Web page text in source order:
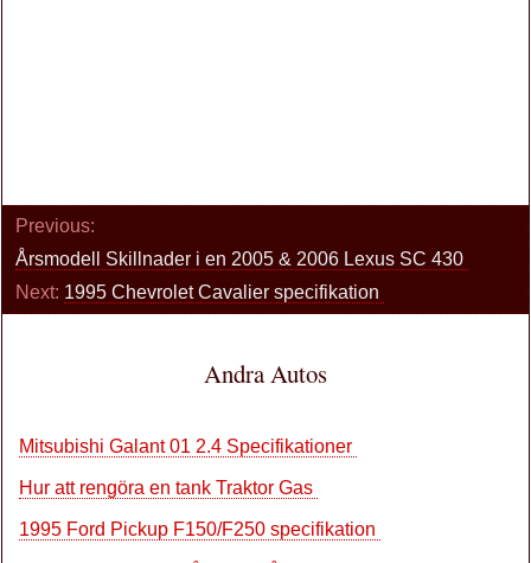
Previous:
Årsmodell Skillnader i en 2005 & 2006 Lexus SC 430
Next: 1995 Chevrolet Cavalier specifikation
Andra Autos
Mitsubishi Galant 01 2.4 Specifikationer
Hur att rengöra en tank Traktor Gas
1995 Ford Pickup F150/F250 specifikation